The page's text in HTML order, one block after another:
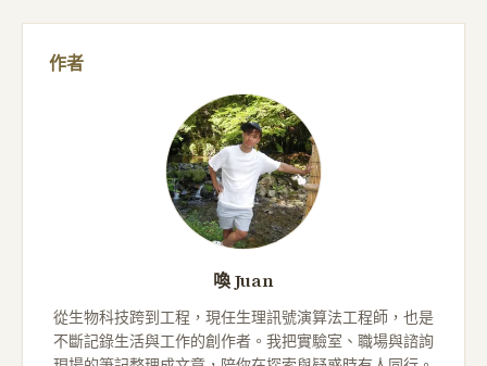
作者
喚 Juan
從生物科技跨到工程，現任生理訊號演算法工程師，也是
不斷記錄生活與工作的創作者。我把實驗室、職場與諮詢